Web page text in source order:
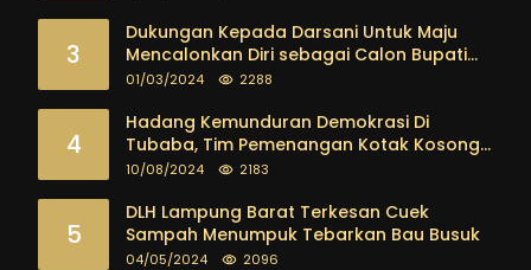
3
Dukungan Kepada Darsani Untuk Maju
Mencalonkan Diri sebagai Calon Bupati
Tubaba Terus Mengalir Baik Dari
masyarakat
01/03/2024 2288
4
Hadang Kemunduran Demokrasi Di
Tubaba, Tim Pemenangan Kotak Kosong
Segera Dibentuk
10/08/2024 2183
5
DLH Lampung Barat Terkesan Cuek
Sampah Menumpuk Tebarkan Bau Busuk
04/05/2024 2096